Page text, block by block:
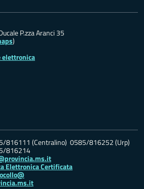
P.zza Aranci 35
)
elettronica
816111 (Centralino) 0585/816252 (Urp)
816214
Elettronica Certificata